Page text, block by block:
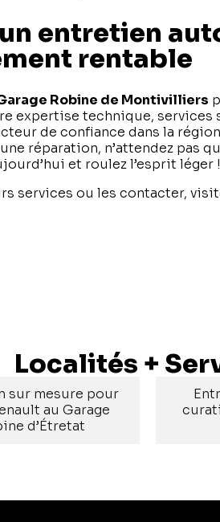
entretien
rentable
Robine de Montivilliers
expertise technique, services
de confiance dans la
réparation, n’attendez pas
et roulez l’esprit léger !
services ou les contacter,
Localités +
sur mesure pour
au Garage
d’Étretat